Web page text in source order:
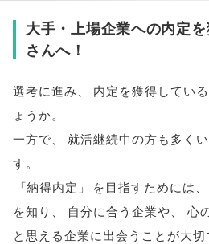
大手・上場企業への内定
さんへ！
選考に進み
内定を獲得してい
ょうか。
一方で
就活継続中の方も多く
す。
「納得内定 」 を目指すためには
を知り
自分に合う企業や 心
と思える企業に出会うことが大切